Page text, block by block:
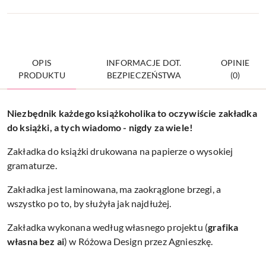
OPIS
PRODUKTU
INFORMACJE DOT.
BEZPIECZEŃSTWA
OPINIE
(0)
Niezbędnik każdego książkoholika to oczywiście zakładka
do książki, a tych wiadomo - nigdy za wiele!
Zakładka do książki drukowana na papierze o wysokiej
gramaturze.
Zakładka jest laminowana, ma zaokrąglone brzegi, a
wszystko po to, by służyła jak najdłużej.
Zakładka wykonana według własnego projektu (grafika
własna bez ai) w Różowa Design przez Agnieszkę.